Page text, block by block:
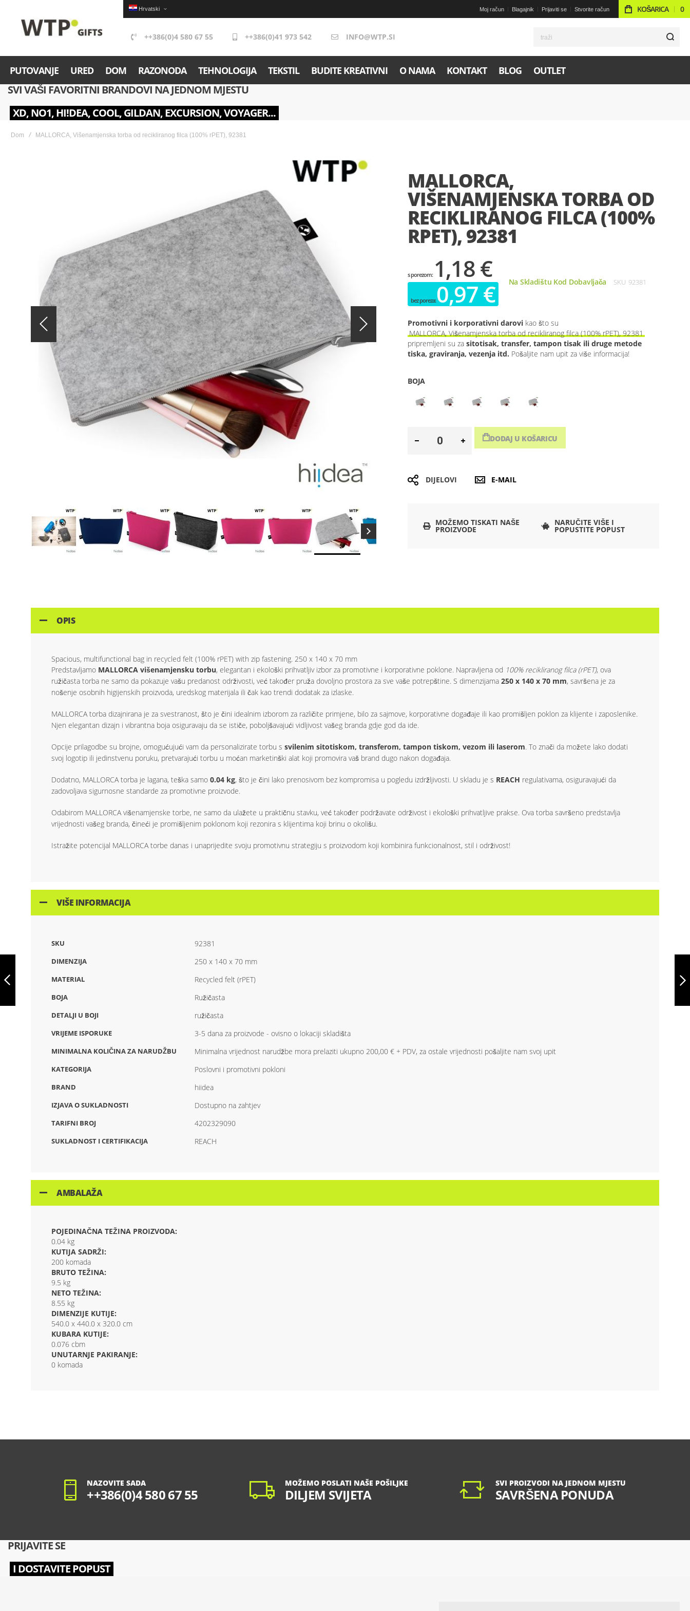
Hrvatski Moj račun Blagajnik Prijaviti se Stvorite račun KOŠARICA 0
++386(0)4 580 67 55 ++386(0)41 973 542 INFO@WTP.SI
PUTOVANJE URED DOM RAZONODA TEHNOLOGIJA TEKSTIL BUDITE KREATIVNI O NAMA KONTAKT BLOG OUTLET
SVI VAŠI FAVORITNI BRANDOVI NA JEDNOM MJESTU
XD, NO1, HI!DEA, COOL, GILDAN, EXCURSION, VOYAGER...
Dom MALLORCA, Višenamjenska torba od recikliranog filca (100% rPET), 92381
the
images
gallery
MALLORCA,
VIŠENAMJENSKA TORBA OD
RECIKLIRANOG FILCA (100%
RPET), 92381
1,18 €
0,97 €
Na Skladištu Kod Dobavljača SKU 92381
Promotivni i korporativni darovi kao što su
MALLORCA, Višenamjenska torba od recikliranog filca (100% rPET), 92381
pripremljeni su zasitotisak, transfer, tampon tisak ili druge metode
tiska, graviranja, vezenja itd. Pošaljite nam upit za više informacija!
BOJA
DODAJ U KOŠARICU
DIJELOVI E-MAIL
MOŽEMO TISKATI NAŠE
PROIZVODE
NARUČITE VIŠE I
POPUSTITE POPUST
GILI, PU TORBA
RECIKLIRANOG
RECIKLIRANOG
POLIESTERA),
OPIS
Spacious, multifunctional bag in recycled felt (100% rPET) with zip fastening. 250 x 140 x 70 mm
Predstavljamo MALLORCA višenamjensku torbu, elegantan i ekološki prihvatljiv izbor za promotivne i korporativne poklone. Napravljena od 100% recikliranog filca (rPET), ova
ružičasta torba ne samo da pokazuje vašu predanost održivosti, već također pruža dovoljno prostora za sve vaše potrepštine. S dimenzijama 250 x 140 x 70 mm, savršena je za
nošenje osobnih higijenskih proizvoda, uredskog materijala ili čak kao trendi dodatak za izlaske.
MALLORCA torba dizajnirana je za svestranost, što je čini idealnim izborom za različite primjene, bilo za sajmove, korporativne događaje ili kao promišljen poklon za klijente i zaposlenike.
Njen elegantan dizajn i vibrantna boja osiguravaju da se ističe, poboljšavajući vidljivost vašeg branda gdje god da ide.
Opcije prilagodbe su brojne, omogućujući vam da personalizirate torbu s svilenim sitotiskom, transferom, tampon tiskom, vezom ili laserom. To znači da možete lako dodati
svoj logotip ili jedinstvenu poruku, pretvarajući torbu u moćan marketinški alat koji promovira vaš brand dugo nakon događaja.
Dodatno, MALLORCA torba je lagana, teška samo 0.04 kg, što je čini lako prenosivom bez kompromisa u pogledu izdržljivosti. U skladu je s REACH regulativama, osiguravajući da
zadovoljava sigurnosne standarde za promotivne proizvode.
Odabirom MALLORCA višenamjenske torbe, ne samo da ulažete u praktičnu stavku, već također podržavate održivost i ekološki prihvatljive prakse. Ova torba savršeno predstavlja
vrijednosti vašeg branda, čineći je promišljenim poklonom koji rezonira s klijentima koji brinu o okolišu.
Istražite potencijal MALLORCA torbe danas i unaprijedite svoju promotivnu strategiju s proizvodom koji kombinira funkcionalnost, stil i održivost!
VIŠE INFORMACIJA
SKU 92381
DIMENZIJA 250 x 140 x 70 mm
MATERIAL Recycled felt (rPET)
BOJA Ružičasta
DETALJI U BOJI ružičasta
VRIJEME ISPORUKE 3-5 dana za proizvode - ovisno o lokaciji skladišta
MINIMALNA KOLIČINA ZA NARUDŽBU Minimalna vrijednost narudžbe mora prelaziti ukupno 200,00 € + PDV, za ostale vrijednosti pošaljite nam svoj upit
KATEGORIJA Poslovni i promotivni pokloni
BRAND hiidea
IZJAVA O SUKLADNOSTI Dostupno na zahtjev
TARIFNI BROJ 4202329090
SUKLADNOST I CERTIFIKACIJA REACH
AMBALAŽA
POJEDINAČNA TEŽINA PROIZVODA:
0.04 kg
KUTIJA SADRŽI:
200 komada
BRUTO TEŽINA:
9.5 kg
NETO TEŽINA:
8.55 kg
DIMENZIJE KUTIJE:
540.0 x 440.0 x 320.0 cm
KUBARA KUTIJE:
0.076 cbm
UNUTARNJE PAKIRANJE:
0 komada
NAZOVITE SADA
++386(0)4 580 67 55
MOŽEMO POSLATI NAŠE POŠILJKE
DILJEM SVIJETA
SVI PROIZVODI NA JEDNOM MJESTU
SAVRŠENA PONUDA
PRIJAVITE SE
I DOSTAVITE POPUST